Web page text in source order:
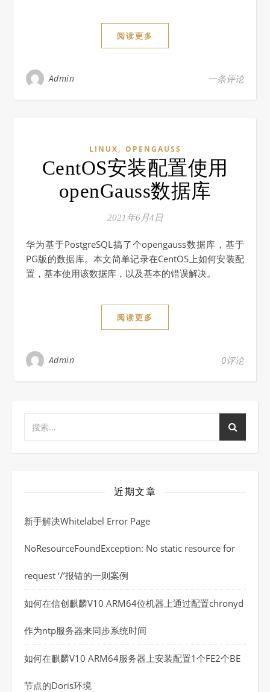
阅读更多
Admin 一条评论
LINUX, OPENGAUSS
CentOS安装配置使用
openGauss数据库
2021年6月4日
华为基于PostgreSQL搞了个opengauss数据库，基于
PG版的数据库。本文简单记录在CentOS上如何安装配
置，基本使用该数据库，以及基本的错误解决。
阅读更多
Admin 0评论
近期文章
新手解决Whitelabel Error Page
NoResourceFoundException: No static resource for
request ‘/’报错的一则案例
如何在信创麒麟V10 ARM64位机器上通过配置chronyd
作为ntp服务器来同步系统时间
如何在麒麟V10 ARM64服务器上安装配置1个FE2个BE
节点的Doris环境